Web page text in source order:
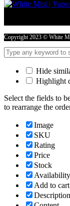
Copyright 2023 © White
Hide
Highlight
Select the fields to
to rearrange the
Image
SKU
Rating
Price
Stock
Availability
Add to cart
Description